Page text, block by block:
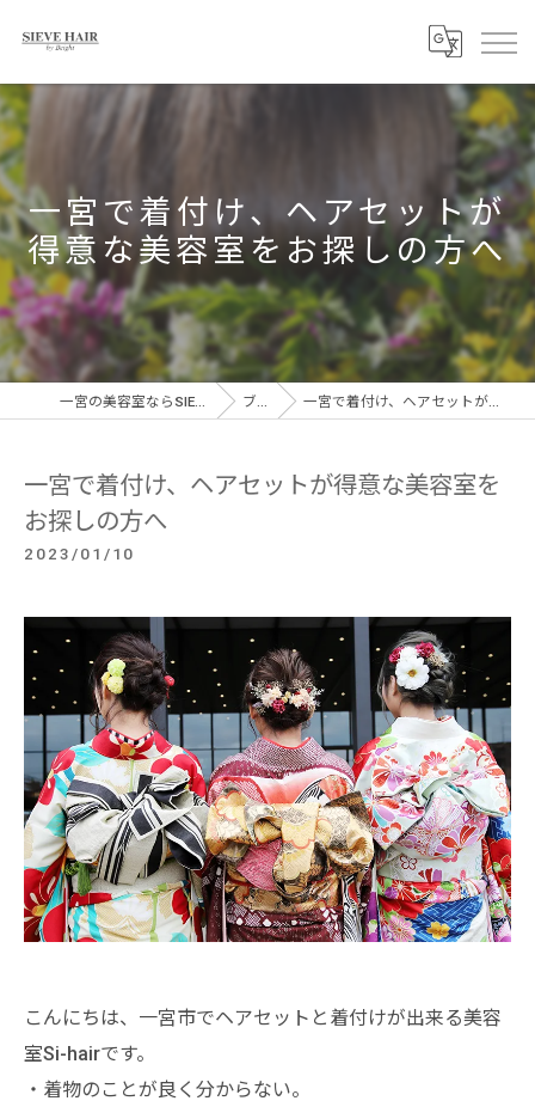
一宮で着付け、ヘアセットが
得意な美容室をお探しの方へ
一宮の美容室ならSIEVE HAIR 一宮駅前店 ブログ 一宮で着付け、ヘアセットが得意な美容室をお探しの方へ
一宮で着付け、ヘアセットが得意な美容室を
お探しの方へ
2023/01/10
こんにちは、一宮市でヘアセットと着付けが出来る美容
室Si-hairです。
・着物のことが良く分からない。